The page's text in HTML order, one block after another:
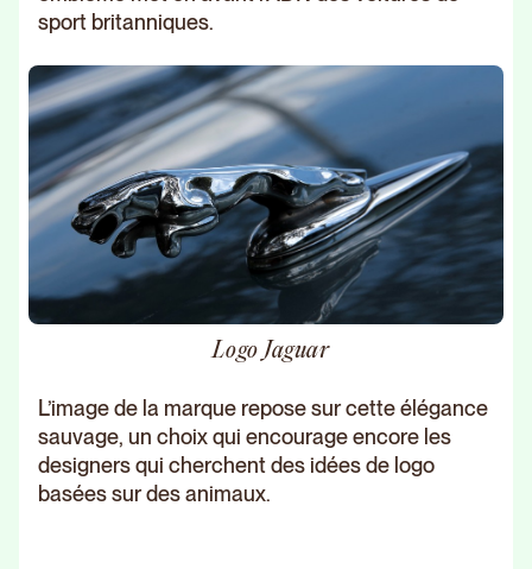
sport britanniques.
Logo Jaguar
L’image de la marque repose sur cette élégance
sauvage, un choix qui encourage encore les
designers qui cherchent des idées de logo
basées sur des animaux.